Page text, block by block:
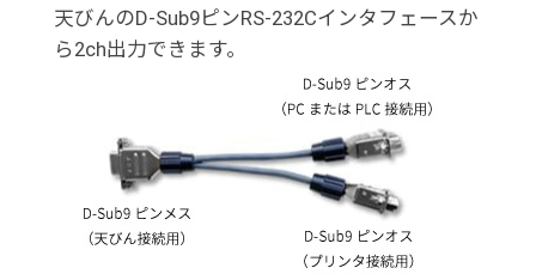
天びんのD-Sub9ピンRS-232Cインタフェースか
ら2ch出力できます。